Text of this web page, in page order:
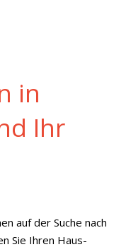
in
Ihr
auf der Suche nach
Sie Ihren Haus-